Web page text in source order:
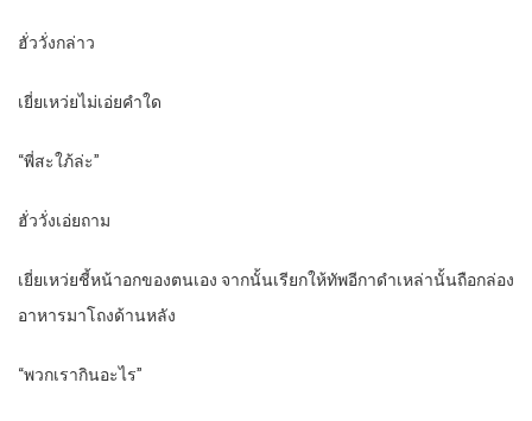
ฮั่ววั่งกล่าว
เยี่ยเหว่ยไม่เอ่ยคำใด
“พี่สะใภ้ล่ะ”
ฮั่ววั่งเอ่ยถาม
เยี่ยเหว่ยชี้หน้าอกของตนเอง จากนั้นเรียกให้ทัพอีกาดำเหล่านั้นถือกล่อง
อาหารมาโถงด้านหลัง
“พวกเรากินอะไร”